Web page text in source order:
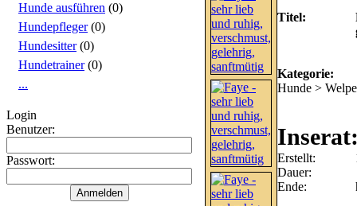
Hunde ausführen (0)
Hundepfleger(0)
Hundesitter(0)
Hundetrainer(0)
...
Login
Benutzer:
Passwort:
Titel:
Kategorie:
Hunde >
Erstellt:
Dauer:
Ende: